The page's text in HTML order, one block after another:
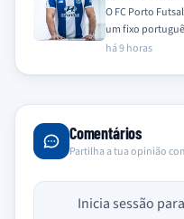
O FC Porto
um fixo
O…
há 9 horas
Comentários
Partilha a tua opinião
Inicia sessão